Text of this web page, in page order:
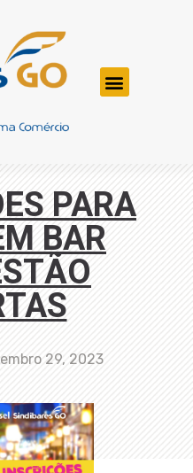
PARA
BAR
29, 2023